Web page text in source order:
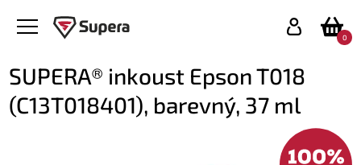
0
SUPERA® inkoust Epson T018
(C13T018401), barevný, 37 ml